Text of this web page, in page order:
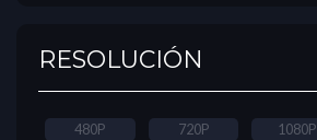
RESOLUCIÓN
480P 720P 1080P